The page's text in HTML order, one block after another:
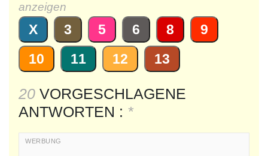
anzeigen
X 3 5 6 8
9
10
11 12 13
20 VORGESCHLAGENE
ANTWORTEN : *